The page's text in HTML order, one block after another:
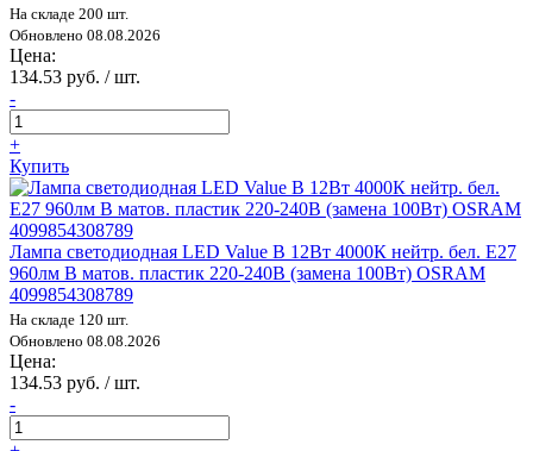
На складе 200 шт.
Обновлено 08.08.2026
Цена:
134.53 руб. / шт.
-
+
Купить
Лампа светодиодная LED Value B 12Вт 4000К нейтр. бел. E27
960лм B матов. пластик 220-240В (замена 100Вт) OSRAM
4099854308789
На складе 120 шт.
Обновлено 08.08.2026
Цена:
134.53 руб. / шт.
-